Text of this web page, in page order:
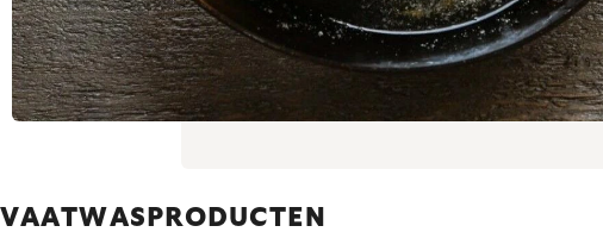
VAATWASPRODUCTEN